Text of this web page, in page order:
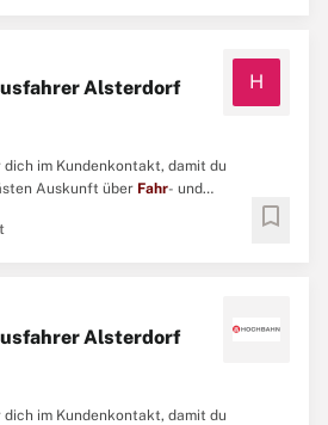
Alsterdorf
H
im Kundenkontakt, damit du
Auskunft über Fahr- und
kannst. Dein Profil – das bringst du
der Klasse B mit abgeschlossener
bookmark
Alsterdorf
im Kundenkontakt, damit du